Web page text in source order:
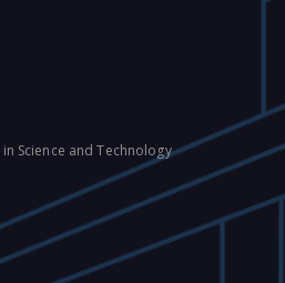
Science and Technology